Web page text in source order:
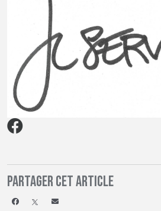
Partager cet article